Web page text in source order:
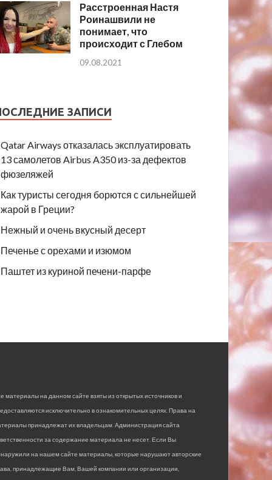
Расстроенная Настя
Роинашвили не
понимает, что
происходит с Глебом
09.08.2021
ЗАПИСИ
Qatar Airways отказалась эксплуатировать
13 самолетов Airbus A350 из-за дефектов
фюзеляжей
Как туристы сегодня борются с сильнейшей
жарой в Греции?
Нежный и очень вкусный десерт
Печенье с орехами и изюмом
Паштет из куриной печени-парфе
материалы на данном сайте взяты из открытых источников и
исключительно в ознакомительных целях. Права на
принадлежат их владельцам. Администрация сайта
за содержание материала не несет. Если Вы
на нашем сайте материалы, которые нарушают авторские
принадлежащие Вам, Вашей компании или организации,